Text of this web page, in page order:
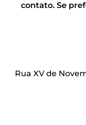
contato. Se
Rua XV de